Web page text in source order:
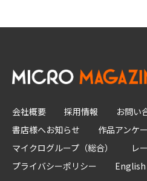
会社概要 採用情報
お問い
書店様へお知らせ
作品アンケ
マイクログループ（総合）
レ
プライバシーポリシー